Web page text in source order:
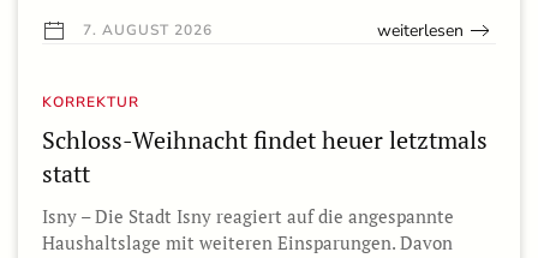
7. AUGUST 2026 weiterlesen
KORREKTUR
Schloss-Weihnacht findet heuer letztmals
statt
Isny – Die Stadt Isny reagiert auf die angespannte
Haushaltslage mit weiteren Einsparungen. Davon